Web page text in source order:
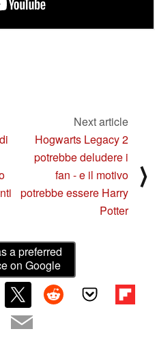
Next article
Hogwarts Legacy 2
potrebbe deludere i
fan - e il motivo
potrebbe essere Harry
Potter
⟩
a preferred
on Google